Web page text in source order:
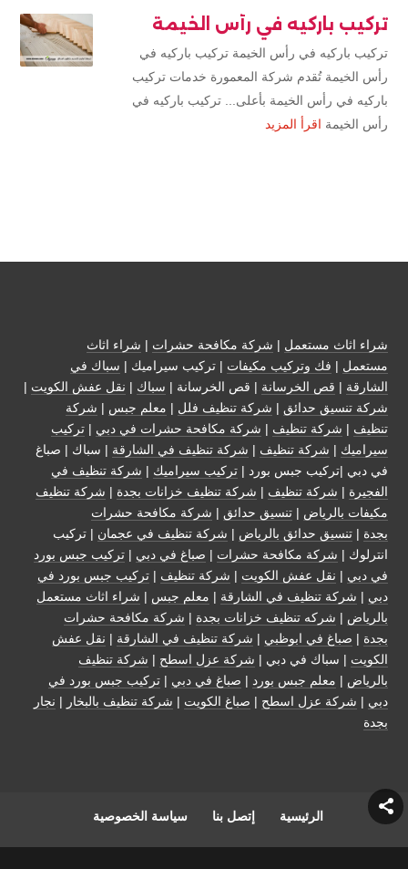
تركيب باركيه في رأس الخيمة
تركيب باركيه في رأس الخيمة تركيب باركيه في
رأس الخيمة تُقدم شركة المعمورة خدمات تركيب
باركيه في رأس الخيمة بأعلى... تركيب باركيه في
رأس الخيمة اقرأ المزيد
شراء اثاث مستعمل | شركة مكافحة حشرات | شراء اثاث
مستعمل | فك وتركيب مكيفات | تركيب سيراميك | سباك في
الشارقة | قص الخرسانة | قص الخرسانة | سباك | نقل عفش الكويت |
شركة تنسيق حدائق | شركة تنظيف فلل | معلم جبس | شركة
تنظيف | شركة تنظيف | شركة مكافحة حشرات في دبي | تركيب
سيراميك | شركة تنظيف | شركة تنظيف في الشارقة | سباك | صباغ
في دبي |تركيب جبس بورد | تركيب سيراميك | شركة تنظيف في
الفجيرة | شركة تنظيف | شركة تنظيف خزانات بجدة | شركة تنظيف
مكيفات بالرياض | تنسيق حدائق | شركة مكافحة حشرات
بجدة | تنسيق حدائق بالرياض | شركة تنظيف في عجمان | تركيب
انترلوك | شركة مكافحة حشرات | صباغ في دبي | تركيب جبس بورد
في دبي | نقل عفش الكويت | شركة تنظيف | تركيب جبس بورد في
دبي | شركة تنظيف في الشارقة | معلم جبس | شراء اثاث مستعمل
بالرياض | شركه تنظيف خزانات بجدة | شركة مكافحة حشرات
بجدة | صباغ في ابوظبي | شركة تنظيف في الشارقة | نقل عفش
الكويت | سباك في دبي | شركة عزل اسطح | شركة تنظيف
بالرياض | معلم جبس بورد | صباغ في دبي | تركيب جبس بورد في
دبي | شركة عزل اسطح | صباغ الكويت | شركة تنظيف بالبخار | نجار
بجدة
الرئيسية إتصل بنا سياسة الخصوصية